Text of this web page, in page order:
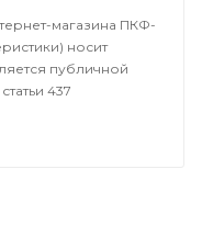
магазина ПКФ-
носит
публичной
437